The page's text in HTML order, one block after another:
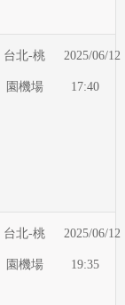
台北-桃
園機場
2025/06/12
17:40
台北-桃
園機場
2025/06/12
19:35